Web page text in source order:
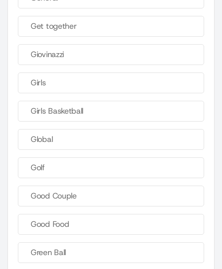
Get together
Giovinazzi
Girls
Girls Basketball
Global
Golf
Good Couple
Good Food
Green Ball